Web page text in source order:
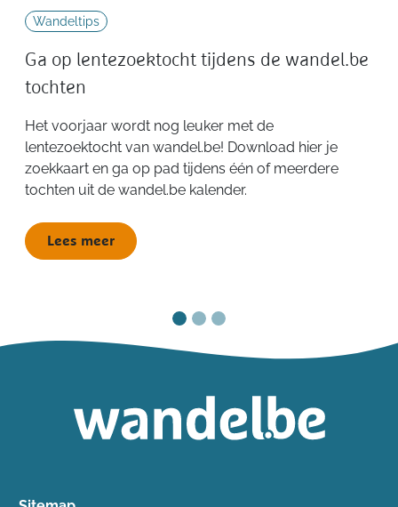
Wandeltips
Ga op lentezoektocht tijdens de wandel.be
tochten
Het voorjaar wordt nog leuker met de
lentezoektocht van wandel.be! Download hier je
zoekkaart en ga op pad tijdens één of meerdere
tochten uit de wandel.be kalender.
Lees meer